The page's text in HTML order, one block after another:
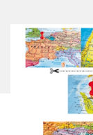
Certificado de